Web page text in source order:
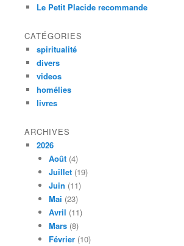
Le Petit Placide recommande
CATÉGORIES
spiritualité
divers
videos
homélies
livres
ARCHIVES
2026
Août (4)
Juillet (19)
Juin (11)
Mai (23)
Avril (11)
Mars (8)
Février (10)